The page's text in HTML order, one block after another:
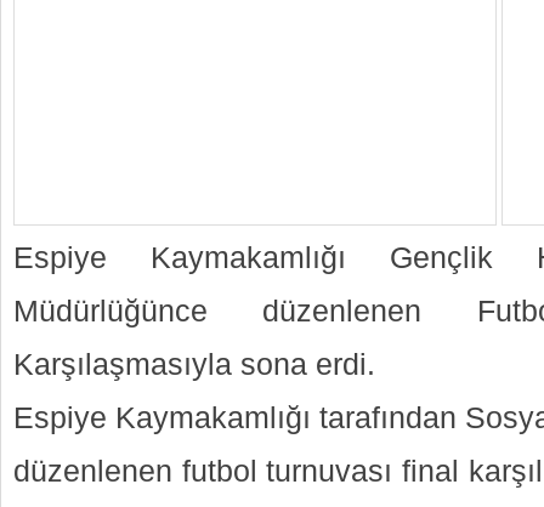
Espiye Kaymakamlığı
Müdürlüğünce düzenlenen
Karşılaşmasıyla sona erdi.
Espiye Kaymakamlığı tarafından
düzenlenen futbol turnuvası final